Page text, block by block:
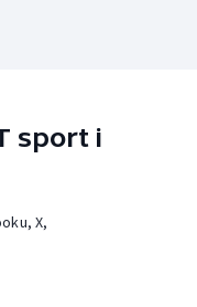
sport i
X,